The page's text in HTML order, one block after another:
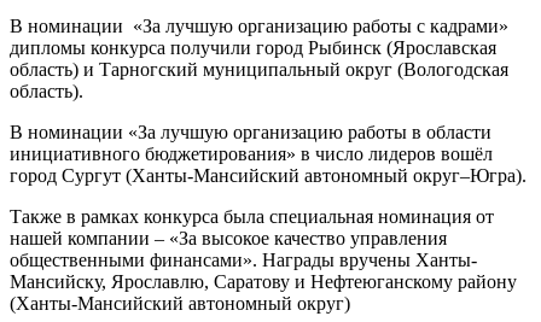
В номинации «За лучшую организацию работы с кадрами»
дипломы конкурса получили город Рыбинск (Ярославская
область) и Тарногский муниципальный округ (Вологодская
область).
В номинации «За лучшую организацию работы в области
инициативного бюджетирования» в число лидеров вошёл
город Сургут (Ханты-Мансийский автономный округ–Югра).
Также в рамках конкурса была специальная номинация от
нашей компании – «За высокое качество управления
общественными финансами». Награды вручены Ханты-
Мансийску, Ярославлю, Саратову и Нефтеюганскому району
(Ханты-Мансийский автономный округ)